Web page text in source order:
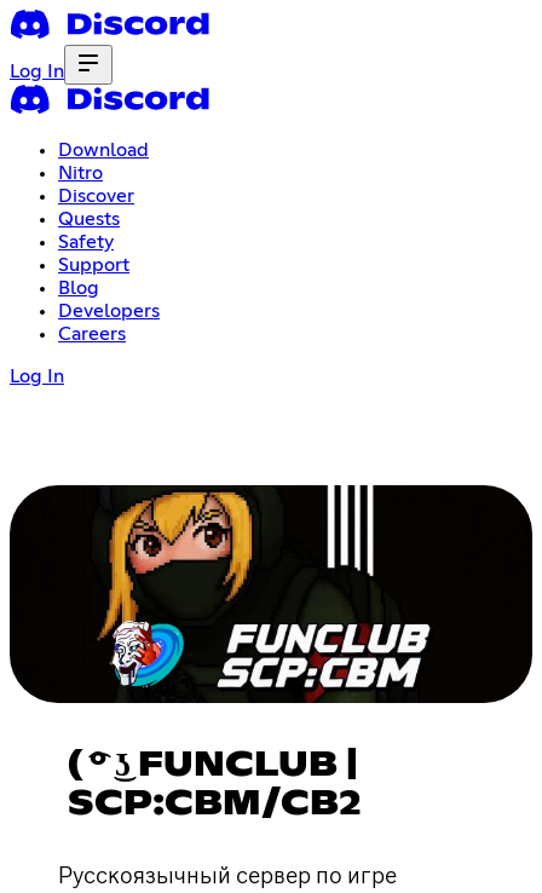
Log In
Download
Nitro
Discover
Quests
Safety
Support
Blog
Developers
Careers
Log In
( ͡° ͜ʖ FUNCLUB |
SCP:CBM/CB2
Русскоязычный сервер по игре